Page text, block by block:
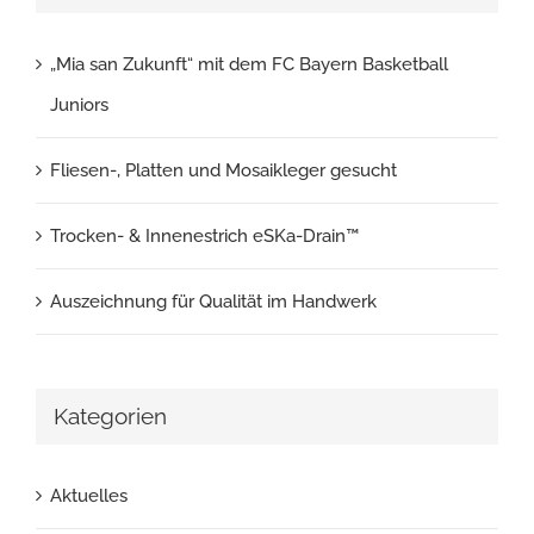
„Mia san Zukunft“ mit dem FC Bayern Basketball
Juniors
Fliesen-, Platten und Mosaikleger gesucht
Trocken- & Innenestrich eSKa-Drain™
Auszeichnung für Qualität im Handwerk
Kategorien
Aktuelles